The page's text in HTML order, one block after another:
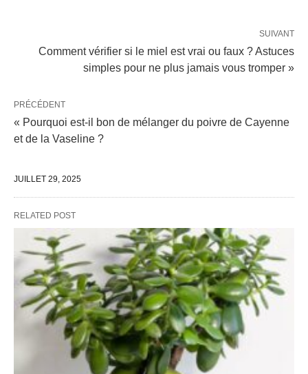
SUIVANT
Comment vérifier si le miel est vrai ou faux ? Astuces
simples pour ne plus jamais vous tromper »
PRÉCÉDENT
« Pourquoi est-il bon de mélanger du poivre de Cayenne
et de la Vaseline ?
JUILLET 29, 2025
RELATED POST